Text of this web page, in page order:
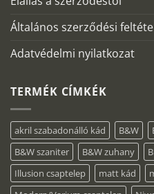
Általános szerződési
Adatvédelmi nyilatkozat
TERMÉK CÍMKÉK
akril szabadonálló kád B&W
B&W szaniter
B&W zuhany
Illusion csaptelep
matt kád